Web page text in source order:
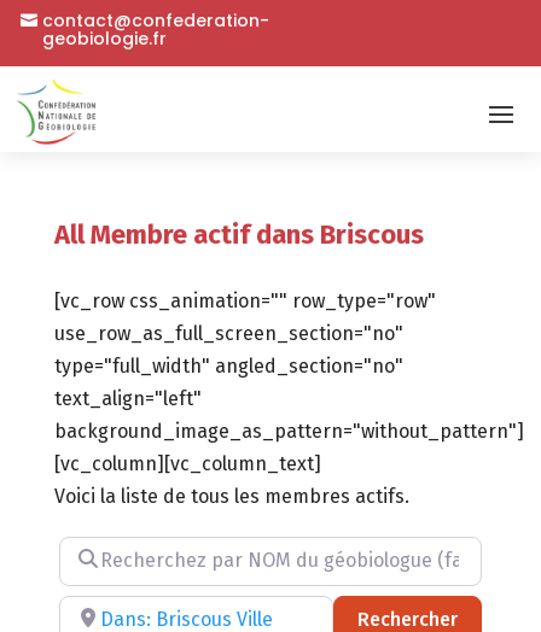
contact@confederation-
geobiologie.fr
All Membre actif dans Briscous
[vc_row css_animation="" row_type="row"
use_row_as_full_screen_section="no"
type="full_width" angled_section="no"
text_align="left"
background_image_as_pattern="without_pattern"]
[vc_column][vc_column_text]
Voici la liste de tous les membres actifs.
Recherchez par NOM du géobiologue (facultatif)
Recherchez par RÉGION, DÉPARTEMENT ou VILLE
Rechercher